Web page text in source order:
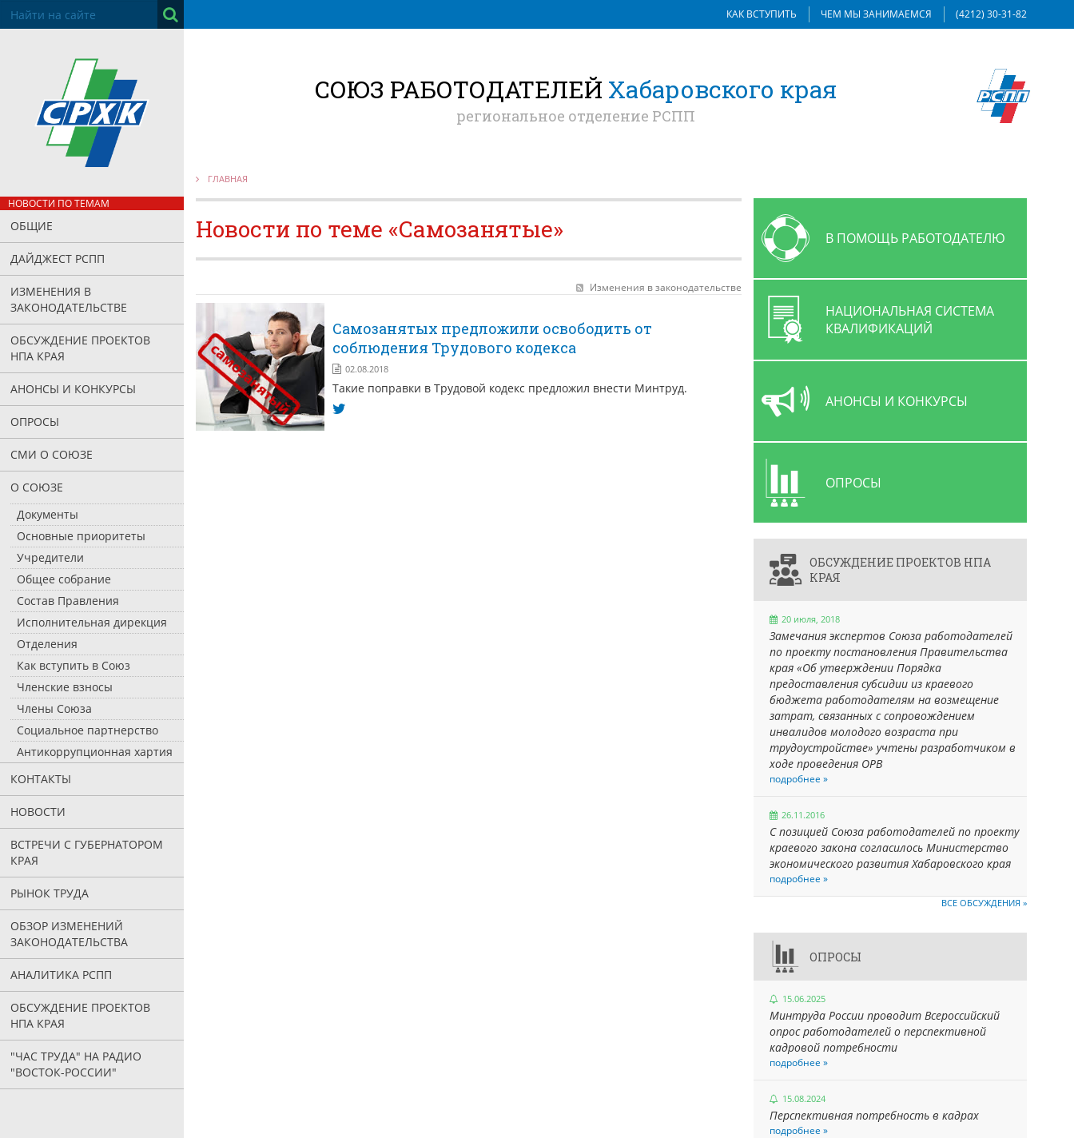
НОВОСТИ ПО ТЕМАМ
ОБЩИЕ
ДАЙДЖЕСТ РСПП
ИЗМЕНЕНИЯ В
ЗАКОНОДАТЕЛЬСТВЕ
ОБСУЖДЕНИЕ ПРОЕКТОВ
НПА КРАЯ
АНОНСЫ И КОНКУРСЫ
ОПРОСЫ
СМИ О СОЮЗЕ
О СОЮЗЕ
Документы
Основные приоритеты
Учредители
Общее собрание
Состав Правления
Исполнительная дирекция
Отделения
Как вступить в Союз
Членские взносы
Члены Союза
Социальное партнерство
Антикоррупционная хартия
КОНТАКТЫ
НОВОСТИ
ВСТРЕЧИ С ГУБЕРНАТОРОМ
КРАЯ
РЫНОК ТРУДА
ОБЗОР ИЗМЕНЕНИЙ
ЗАКОНОДАТЕЛЬСТВА
АНАЛИТИКА РСПП
ОБСУЖДЕНИЕ ПРОЕКТОВ
НПА КРАЯ
"ЧАС ТРУДА" НА РАДИО
"ВОСТОК-РОССИИ"
КАК ВСТУПИТЬ ЧЕМ МЫ ЗАНИМАЕМСЯ (4212) 30-31-82
СОЮЗ РАБОТОДАТЕЛЕЙ Хабаровского края
региональное отделение РСПП
ГЛАВНАЯ
Новости по теме «Самозанятые»
Изменения в законодательстве
Самозанятых предложили освободить от
соблюдения Трудового кодекса
02.08.2018
Такие поправки в Трудовой кодекс предложил внести Минтруд.
В ПОМОЩЬ РАБОТОДАТЕЛЮ
НАЦИОНАЛЬНАЯ СИСТЕМА
КВАЛИФИКАЦИЙ
АНОНСЫ И КОНКУРСЫ
ОПРОСЫ
ОБСУЖДЕНИЕ ПРОЕКТОВ НПА
КРАЯ
20 июля, 2018
Замечания экспертов Союза работодателей
по проекту постановления Правительства
края «Об утверждении Порядка
предоставления субсидии из краевого
бюджета работодателям на возмещение
затрат, связанных с сопровождением
инвалидов молодого возраста при
трудоустройстве» учтены разработчиком в
ходе проведения ОРВ
подробнее »
26.11.2016
С позицией Союза работодателей по проекту
краевого закона согласилось Министерство
экономического развития Хабаровского края
подробнее »
ВСЕ ОБСУЖДЕНИЯ »
ОПРОСЫ
15.06.2025
Минтруда России проводит Всероссийский
опрос работодателей о перспективной
кадровой потребности
подробнее »
15.08.2024
Перспективная потребность в кадрах
подробнее »